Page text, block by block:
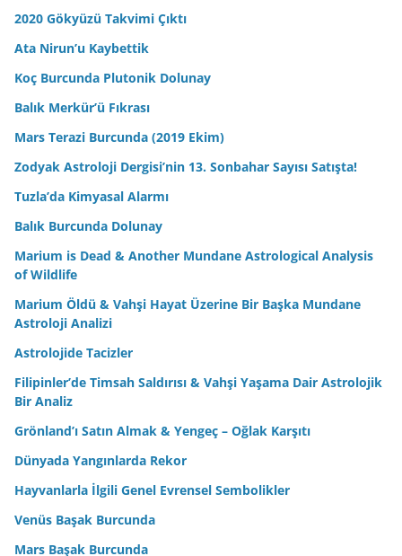
2020 Gökyüzü Takvimi Çıktı
Ata Nirun’u Kaybettik
Koç Burcunda Plutonik Dolunay
Balık Merkür’ü Fıkrası
Mars Terazi Burcunda (2019 Ekim)
Zodyak Astroloji Dergisi’nin 13. Sonbahar Sayısı Satışta!
Tuzla’da Kimyasal Alarmı
Balık Burcunda Dolunay
Marium is Dead & Another Mundane Astrological Analysis
of Wildlife
Marium Öldü & Vahşi Hayat Üzerine Bir Başka Mundane
Astroloji Analizi
Astrolojide Tacizler
Filipinler’de Timsah Saldırısı & Vahşi Yaşama Dair Astrolojik
Bir Analiz
Grönland’ı Satın Almak & Yengeç – Oğlak Karşıtı
Dünyada Yangınlarda Rekor
Hayvanlarla İlgili Genel Evrensel Sembolikler
Venüs Başak Burcunda
Mars Başak Burcunda